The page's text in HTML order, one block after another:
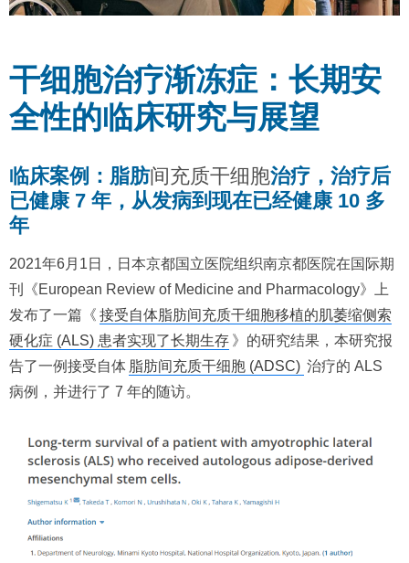
干细胞治疗渐冻症：长期安
全性的临床研究与展望
临床案例：脂肪间充质干细胞治疗，治疗后
已健康 7 年，从发病到现在已经健康 10 多
年
2021年6月1日，日本京都国立医院组织南京都医院在国际期
刊《European Review of Medicine and Pharmacology》上
发布了一篇《 接受自体脂肪间充质干细胞移植的肌萎缩侧索
硬化症 (ALS) 患者实现了长期生存 》的研究结果，本研究报
告了一例接受自体 脂肪间充质干细胞 (ADSC) 治疗的 ALS
病例，并进行了 7 年的随访。